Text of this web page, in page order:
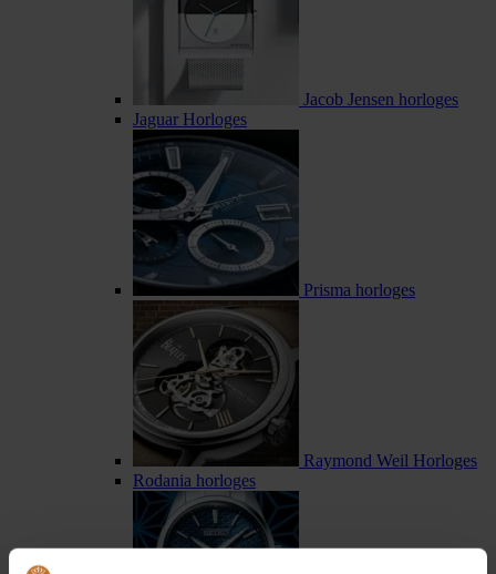
Jacob Jensen horloges
Jaguar Horloges
Prisma horloges
Raymond Weil Horloges
Rodania horloges